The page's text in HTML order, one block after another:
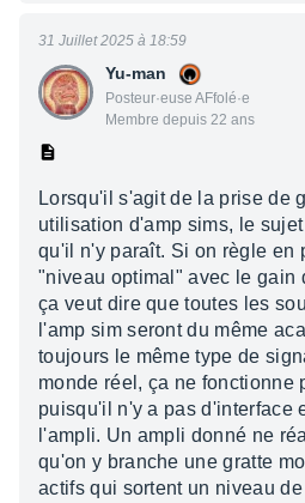
Yu-man
Posteur·euse AFfolé·e
Membre depuis 22 ans
31 Juillet 2025 à 18:59
Lorsqu'il s'agit de la prise de
utilisation d'amp sims, le
qu'il n'y paraît. Si on règle en
"niveau optimal" avec le gain
ça veut dire que toutes les
l'amp sim seront du même
toujours le même type de
monde réel, ça ne fonctionne
puisqu'il n'y a pas d'interface
l'ampli. Un ampli donné ne
qu'on y branche une gratte
actifs qui sortent un niveau